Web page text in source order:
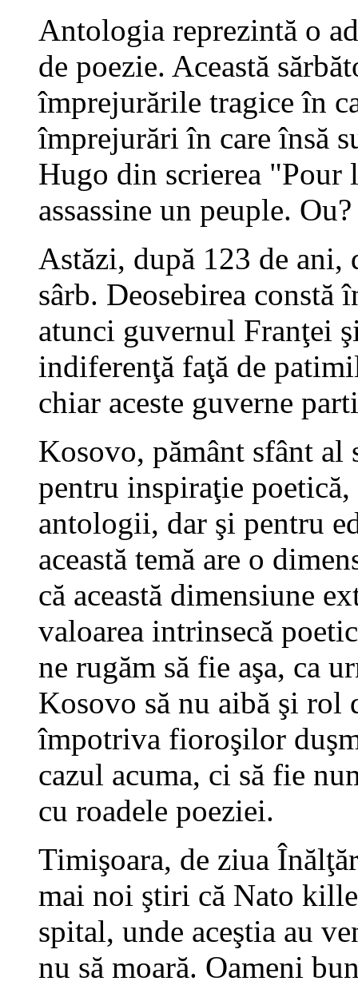
Antologia reprezintă o
de poezie. Această
împrejurările tragice în
împrejurări în care însă
Hugo din scrierea "Pour
assassine un peuple.
Astăzi, după 123 de ani,
sârb. Deosebirea constă
atunci guvernul Franţei
indiferenţă faţă de
chiar aceste guverne
Kosovo, pământ sfânt al
pentru inspiraţie
antologii, dar şi pentru
această temă are o
că această dimensiune
valoarea intrinsecă
ne rugăm să fie aşa, ca
Kosovo să nu aibă şi
împotriva fioroşilor
cazul acuma, ci să fie
cu roadele poeziei.
Timişoara, de ziua
mai noi ştiri că Nato
spital, unde aceştia au
nu să moară. Oameni